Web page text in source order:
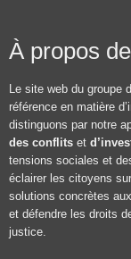
À propos
Le site web du groupe
référence en matière
distinguons par notre
des conflits et
tensions sociales et
éclairer les citoyens
solutions concrètes
et défendre les droits
justice.